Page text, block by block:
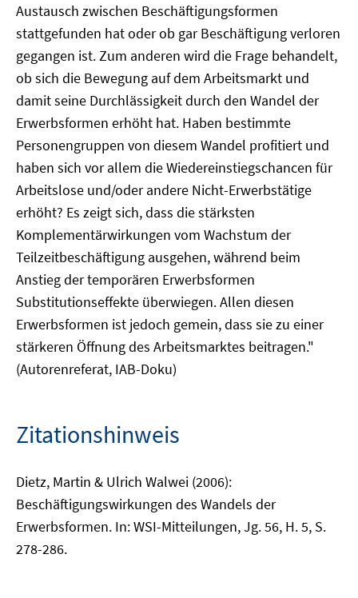
Austausch zwischen Beschäftigungsformen
stattgefunden hat oder ob gar Beschäftigung verloren
gegangen ist. Zum anderen wird die Frage behandelt,
ob sich die Bewegung auf dem Arbeitsmarkt und
damit seine Durchlässigkeit durch den Wandel der
Erwerbsformen erhöht hat. Haben bestimmte
Personengruppen von diesem Wandel profitiert und
haben sich vor allem die Wiedereinstiegschancen für
Arbeitslose und/oder andere Nicht-Erwerbstätige
erhöht? Es zeigt sich, dass die stärksten
Komplementärwirkungen vom Wachstum der
Teilzeitbeschäftigung ausgehen, während beim
Anstieg der temporären Erwerbsformen
Substitutionseffekte überwiegen. Allen diesen
Erwerbsformen ist jedoch gemein, dass sie zu einer
stärkeren Öffnung des Arbeitsmarktes beitragen."
(Autorenreferat, IAB-Doku)
Zitationshinweis
Dietz, Martin & Ulrich Walwei (2006):
Beschäftigungswirkungen des Wandels der
Erwerbsformen. In: WSI-Mitteilungen, Jg. 56, H. 5, S.
278-286.